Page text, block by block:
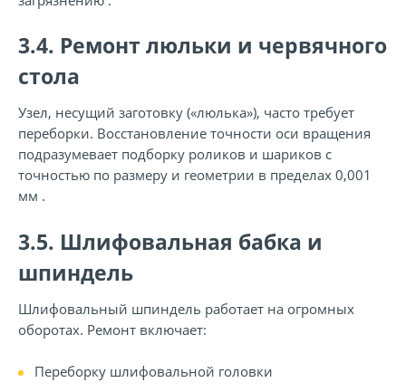
3.4. Ремонт люльки и червячного
стола
Узел, несущий заготовку («люлька»), часто требует
переборки. Восстановление точности оси вращения
подразумевает подборку роликов и шариков с
точностью по размеру и геометрии в пределах 0,001
мм .
3.5. Шлифовальная бабка и
шпиндель
Шлифовальный шпиндель работает на огромных
оборотах. Ремонт включает:
Переборку шлифовальной головки